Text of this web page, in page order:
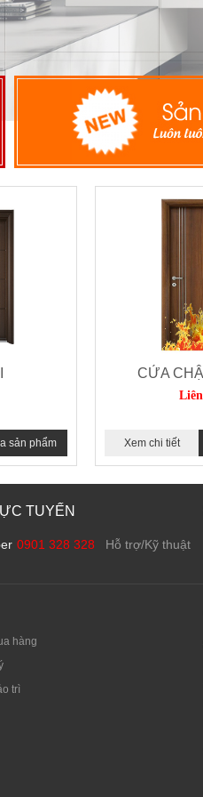
sản phẩm
CỬA
Xem chi tiết
TUYẾN
0901 328 328 Hỗ trợ/Kỹ thuật
hàng
trì